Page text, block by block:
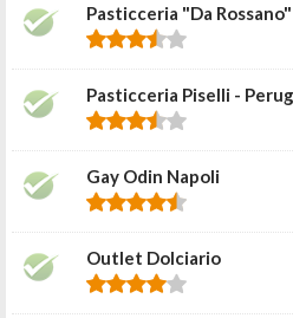
Pasticceria "da
Pasticceria Piselli -
Gay Odin Napoli
Outlet Dolciario